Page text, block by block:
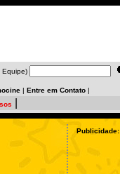
Equipe)
| Entre em Contato |
Publicidade: